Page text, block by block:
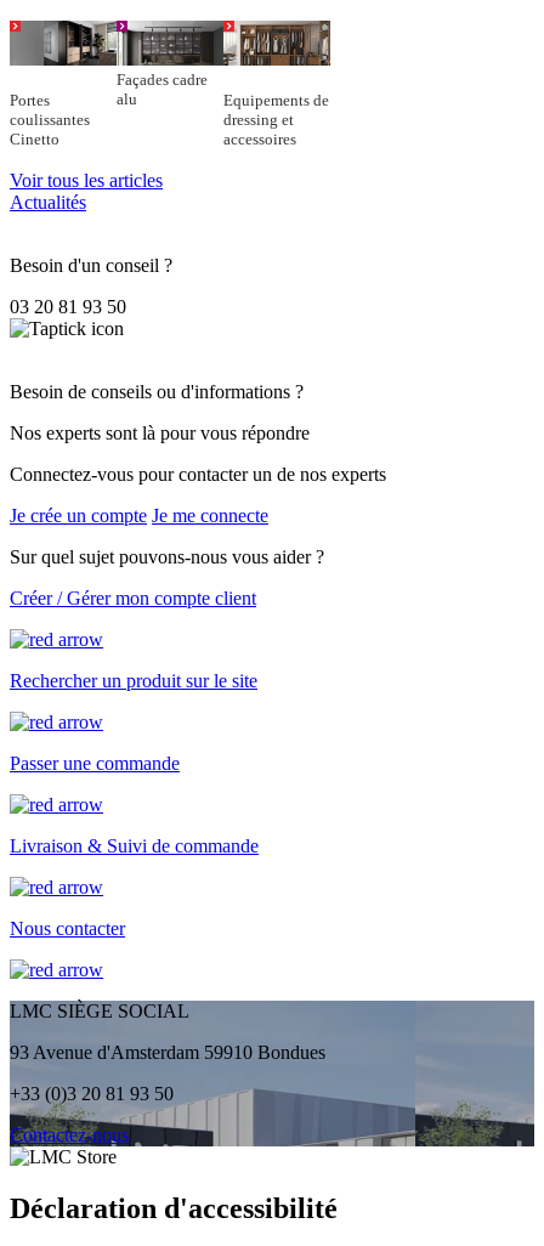
Portes
coulissantes
Cinetto
Façades cadre
alu
Equipements de
dressing et
accessoires
Voir tous les articles
Actualités
Besoin d'un conseil ?
03 20 81 93 50
Besoin de conseils ou d'informations ?
Nos experts sont là pour vous répondre
Connectez-vous pour contacter un de nos experts
Je crée un compte Je me connecte
Sur quel sujet pouvons-nous vous aider ?
Créer / Gérer mon compte client
Rechercher un produit sur le site
Passer une commande
Livraison & Suivi de commande
Nous contacter
LMC SIÈGE SOCIAL
93 Avenue d'Amsterdam 59910 Bondues
+33 (0)3 20 81 93 50
Contactez-nous
Déclaration d'accessibilité